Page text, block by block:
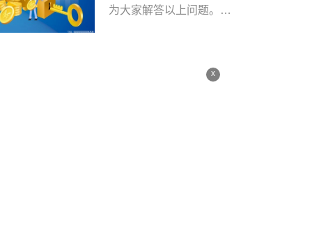
为大家解答以上问题。
x